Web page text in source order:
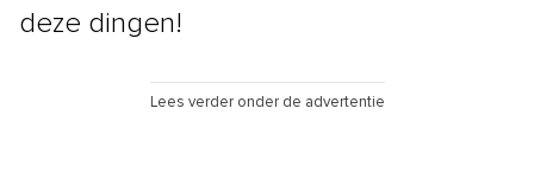
deze dingen!
Lees verder onder de advertentie